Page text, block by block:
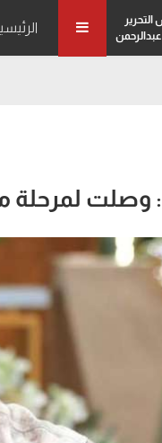
التحرير
وصلت